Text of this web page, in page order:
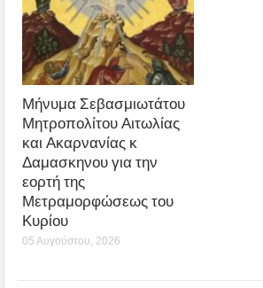
Μήνυμα Σεβασμιωτάτου
Μητροπολίτου Αιτωλίας
και Ακαρνανίας κ
Δαμασκηνου για την
εορτή της
Μετραμορφώσεως του
Κυρίου
05 Αυγούστου, 2026